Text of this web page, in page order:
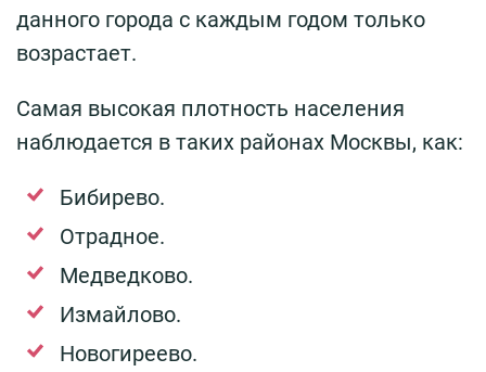
данного города с каждым годом только
возрастает.
Самая высокая плотность населения
наблюдается в таких районах Москвы, как:
Бибирево.
Отрадное.
Медведково.
Измайлово.
Новогиреево.